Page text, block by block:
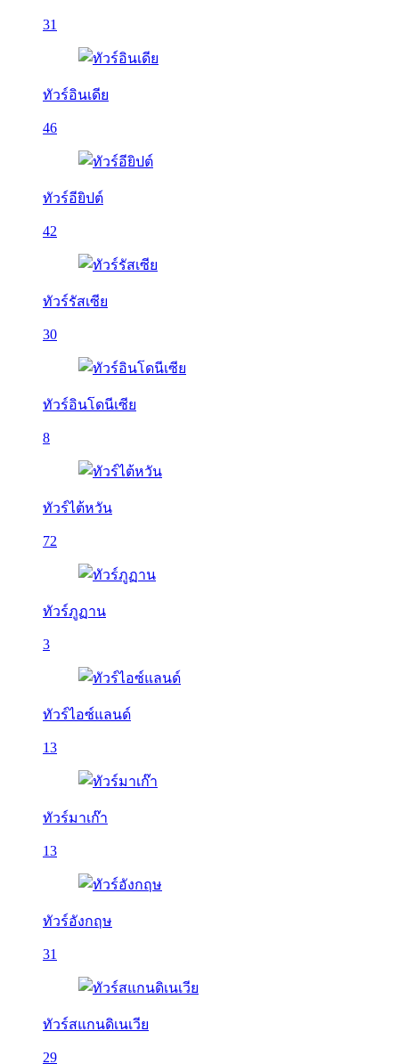
31
ทัวร์อินเดีย
46
ทัวร์อียิปต์
42
ทัวร์รัสเซีย
30
ทัวร์อินโดนีเซีย
8
ทัวร์ไต้หวัน
72
ทัวร์ภูฏาน
3
ทัวร์ไอซ์แลนด์
13
ทัวร์มาเก๊า
13
ทัวร์อังกฤษ
31
ทัวร์สแกนดิเนเวีย
29